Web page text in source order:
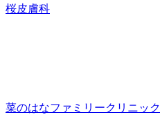
桜皮膚科
菜のはなファミリークリニック